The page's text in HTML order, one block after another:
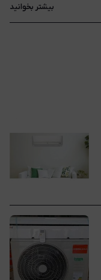
بیشتر بخوانید